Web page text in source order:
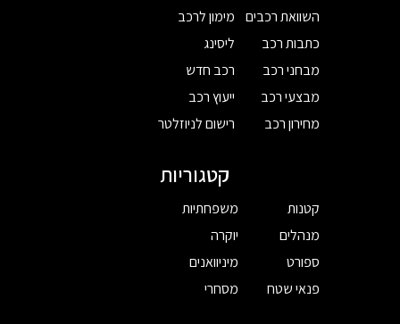
השוואת רכבים
כתבות רכב
מבחני רכב
מבצעי רכב
מחירון רכב
מימון לרכב
ליסינג
רכב חדש
ייעוץ רכב
רישום לניוזלטר
קטגוריות
קטנות
מנהלים
ספורט
פנאי שטח
משפחתיות
יוקרה
מיניוואנים
מסחרי